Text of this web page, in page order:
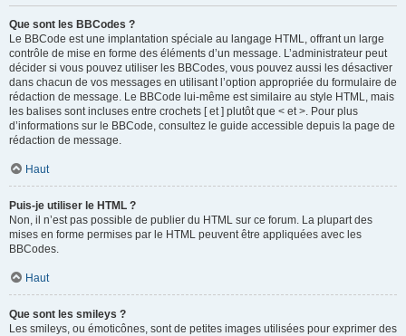
Que sont les BBCodes ?
Le BBCode est une implantation spéciale au langage HTML, offrant un large
contrôle de mise en forme des éléments d’un message. L’administrateur peut
décider si vous pouvez utiliser les BBCodes, vous pouvez aussi les désactiver
dans chacun de vos messages en utilisant l’option appropriée du formulaire de
rédaction de message. Le BBCode lui-même est similaire au style HTML, mais
les balises sont incluses entre crochets [ et ] plutôt que < et >. Pour plus
d’informations sur le BBCode, consultez le guide accessible depuis la page de
rédaction de message.
Haut
Puis-je utiliser le HTML ?
Non, il n’est pas possible de publier du HTML sur ce forum. La plupart des
mises en forme permises par le HTML peuvent être appliquées avec les
BBCodes.
Haut
Que sont les smileys ?
Les smileys, ou émoticônes, sont de petites images utilisées pour exprimer des